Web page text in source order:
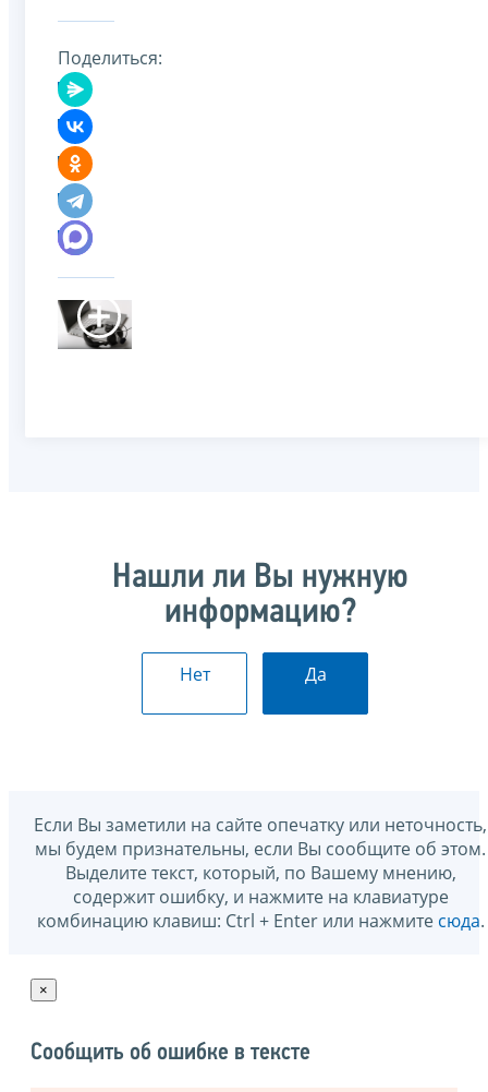
Поделиться:
Нашли ли Вы нужную
информацию?
Нет Да
Если Вы заметили на сайте опечатку или неточность,
мы будем признательны, если Вы сообщите об этом.
Выделите текст, который, по Вашему мнению,
содержит ошибку, и нажмите на клавиатуре
комбинацию клавиш: Ctrl + Enter или нажмите сюда.
×
Сообщить об ошибке в тексте